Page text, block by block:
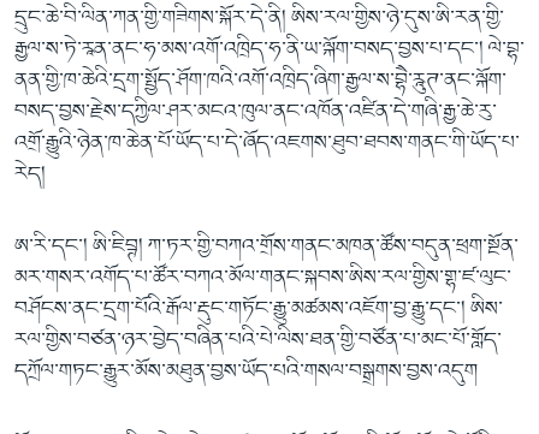
དྲུང་ཆེ་བི་ལིན་ཀན་གྱི་གཟིགས་སྐོར་དེ་ནི། ཨིས་རལ་གྱིས་ཉེ་དུས་ཨི་རན་གྱི་
རྒྱལ་ས་ཏེ་རཱན་ནང་ཧ་མས་འགོ་འཁྲིད་ཧ་ནི་ཡ་ལྐོག་བསད་བྱས་པ་དང་། ལེ་བྷ་
ནན་གྱི་ཁ་ཆེའི་དྲག་སྤྱོད་ཤོག་ཁའི་འགོ་འཁྲིད་ཞིག་རྒྱལ་ས་བྷཻ་རཱུཊ་ནང་ལྐོག་
བསད་བྱས་རྗེས་དཀྱིལ་ཤར་མངའ་ཁུལ་ནང་འཁོན་འཛིན་དེ་གཞི་རྒྱ་ཆེ་རུ་
འགྲོ་རྒྱུའི་ཉེན་ཁ་ཆེན་པོ་ཡོད་པ་དེ་ཞོད་འཇགས་ཐུབ་ཐབས་གནང་གི་ཡོད་པ་
རེད།
ཨ་རི་དང་། ཨི་ཇིབྚ། ཀ་ཏར་གྱི་བཀའ་གྲོས་གནང་མཁན་ཚོས་བདུན་ཕྲག་སྔོན་
མར་གསར་འགོད་པ་ཚོར་བཀའ་མོལ་གནང་སྐབས་ཨིས་རལ་གྱིས་གྷ་ཛ་ལུང་
བཤོངས་ནང་དྲག་པོའི་རྒོལ་རྡུང་གཏོང་རྒྱུ་མཚམས་འཇོག་བྱ་རྒྱུ་དང་། ཨིས་
རལ་གྱིས་བཙན་ཉར་བྱེད་བཞིན་པའི་པེ་ལིས་ཐན་གྱི་བཙོན་པ་མང་པོ་གློད་
དཀྲོལ་གཏང་རྒྱུར་མོས་མཐུན་བྱས་ཡོད་པའི་གསལ་བསྒྲགས་བྱས་འདུག